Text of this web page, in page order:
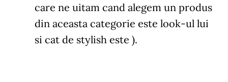
care ne uitam cand alegem un produs
din aceasta categorie este look-ul lui
si cat de stylish este ).